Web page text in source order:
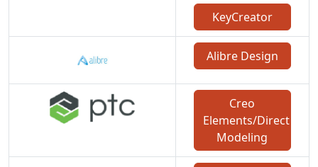
KeyCreator
Alibre Design
Creo
Elements/Direct
Modeling